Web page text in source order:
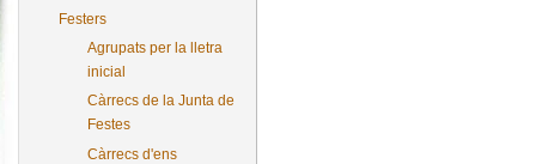
Festers
Agrupats per la lletra
inicial
Càrrecs de la Junta de
Festes
Càrrecs d'ens